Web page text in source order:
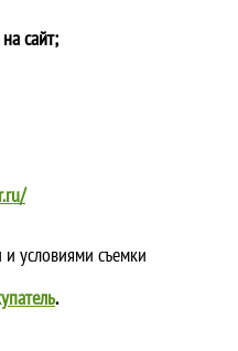
сайт;
условиями съемки
.